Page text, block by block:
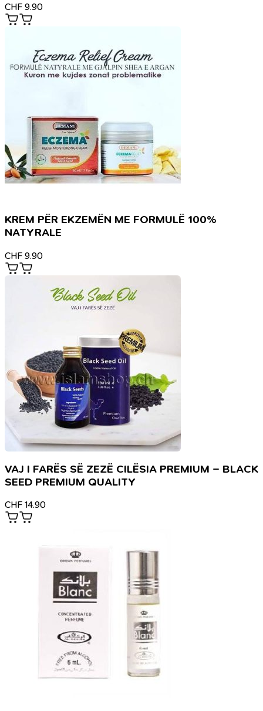
CHF 9.90
KREM PËR EKZEMËN ME FORMULË 100%
NATYRALE
CHF 9.90
VAJ I FARËS SË ZEZË CILËSIA PREMIUM – BLACK
SEED PREMIUM QUALITY
CHF 14.90